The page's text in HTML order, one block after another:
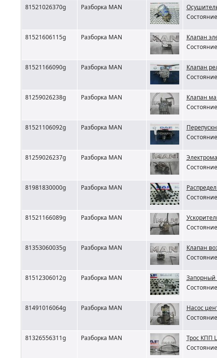
81521026370g Разборка MAN
81521606115g Разборка MAN
Клапан
81521166090g Разборка MAN
Клапан
81259026238g Разборка MAN
Клапан
81521106092g Разборка MAN
81259026237g Разборка MAN
81981830000g Разборка MAN
81521166089g Разборка MAN
81353060035g Разборка MAN
Клапан
81512306012g Разборка MAN
Запорный
81491016064g Разборка MAN
Насос
81326556311g Разборка MAN
Трос КПП